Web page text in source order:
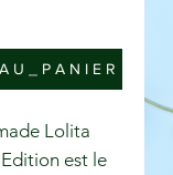
U _ P A N I E R
Lolita
est le